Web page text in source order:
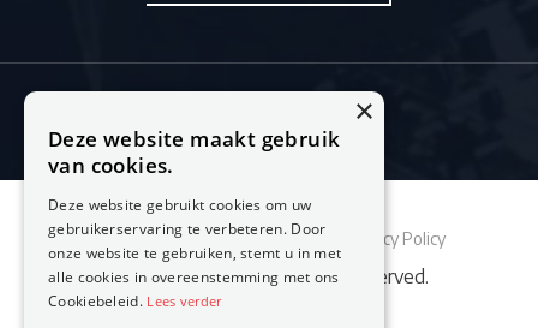
Sitemap Cookie Policy Privacy Policy
© 2026 Feestburo. All rights reserved.
×
Deze website maakt gebruik
van cookies.
Deze website gebruikt cookies om uw
gebruikerservaring te verbeteren. Door
onze website te gebruiken, stemt u in met
alle cookies in overeenstemming met ons
Cookiebeleid. Lees verder